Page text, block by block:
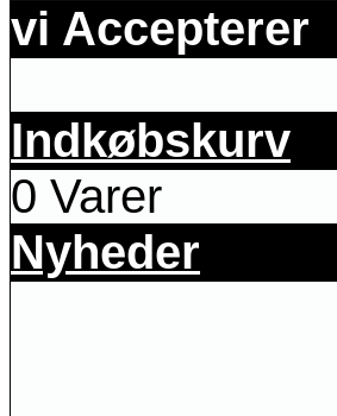
vi Accepterer
Indkøbskurv
0 Varer
Nyheder